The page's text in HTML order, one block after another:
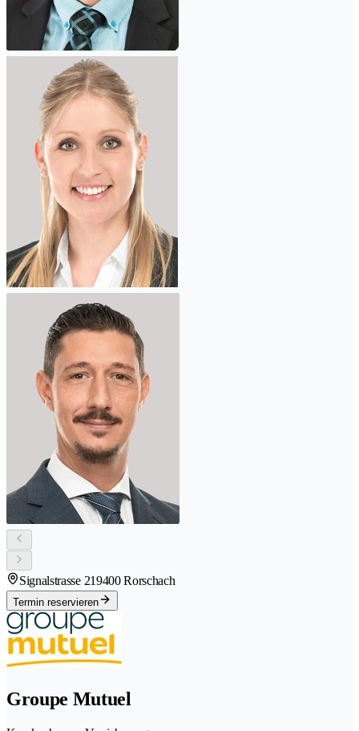
Signalstrasse 219400 Rorschach
Termin reservieren
Groupe Mutuel